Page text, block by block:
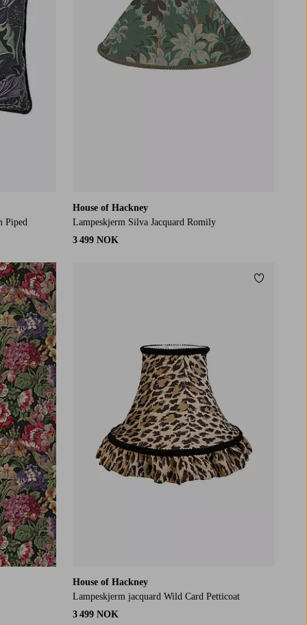
Piped
House of Hackney
Lampeskjerm Silva Jacquard Romily
3 499 NOK
Legg til favoritter
House of Hackney
Lampeskjerm jacquard Wild Card Petticoat
3 499 NOK
Legg til